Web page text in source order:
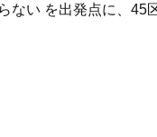
ない を出発点に、45